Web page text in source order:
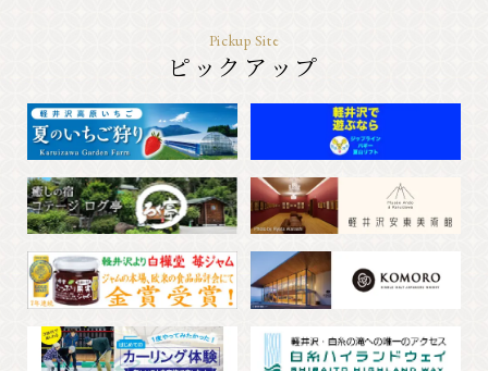
Pickup Site
ピックアップ